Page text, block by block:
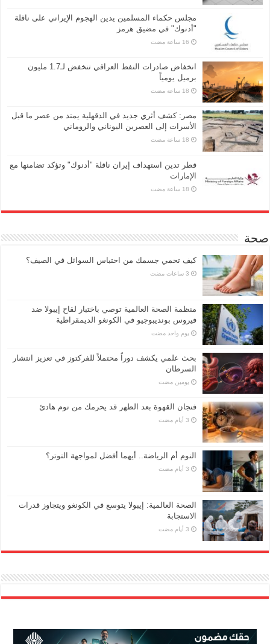
مجلس حكماء المسلمين يدين الهجوم الإيراني على ناقلة
"أدنوك" في مضيق هرمز
انخفاض صادرات النفط العراقي تنخفض لـ1.7 مليون
برميل يومياً
مصر: كشف أثري جديد في الدقهلية يمتد من عصر ما قبل
الأسرات إلى العصرين اليوناني والروماني
قطر تدين استهداف إيران ناقلة "أدنوك" وتؤكد تضامنها مع
الإمارات
صحة
كيف تحمي جسمك من احتباس السوائل في الصيف؟
منظمة الصحة العالمية توصي باختبار لقاح إيبولا ضد
فيروس بونديبوجيو في الكونغو الديمقراطية
‏يوم واحد مضت
بحث علمي يكشف دوراً محتملاً للفركتوز في تعزيز انتشار
السرطان
‏يومين مضت
فنجان القهوة بعد الظهر قد يحرمك من نوم هادئ
النوم أم الرياضة.. أيهما أفضل لمواجهة التوتر؟
الصحة العالمية: إيبولا يتوسع في الكونغو ويتجاوز قدرات
الاستجابة